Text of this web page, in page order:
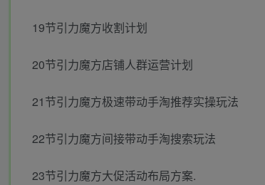
19节引力魔方收割计划
20节引力魔方店铺人群运营计划
21节引力魔方极速带动手淘推荐实操玩法
22节引力魔方间接带动手淘搜索玩法
23节引力魔方大促活动布局方案.